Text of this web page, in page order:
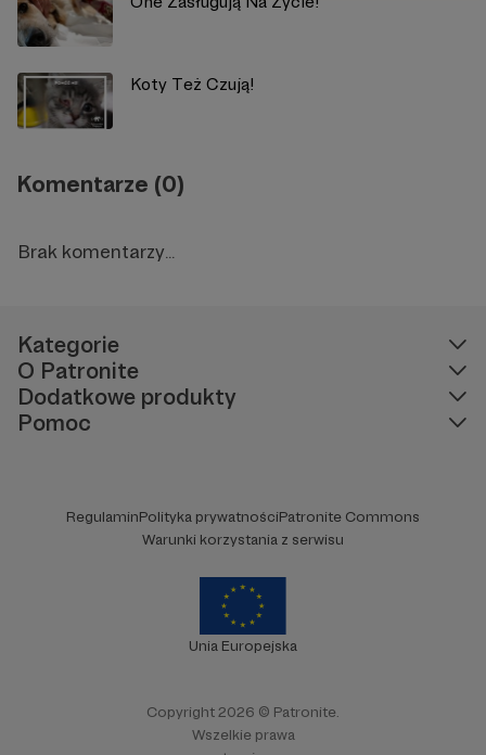
Koty Też Czują!
Komentarze (0)
Brak komentarzy...
Kategorie
O Patronite
Dodatkowe produkty
Pomoc
RegulaminPolityka prywatnościPatronite Commons
Warunki korzystania z serwisu
Unia Europejska
Copyright 2026 © Patronite.
Wszelkie prawa